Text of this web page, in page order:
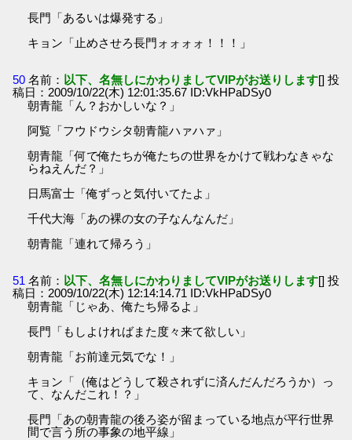
長門「あるいは爆発する」
キョン「止めさせろ長門ォォォォ！！！」
50 名前： 以下、名無しにかわりましてVIPがお送りします[] 投
稿日：2009/10/22(木) 12:01:35.67 ID:VkHPaDSy0
朝青龍「ん？おかしいな？」
阿覧「フウドウシタ朝青龍ハァハァ」
朝青龍「何で俺たちが俺たちの世界をかけて戦わなきゃな
らねえんだ？」
日馬富士「俺ずっと気付いてたよ」
千代大海「あの裸の女の子なんなんだ」
朝青龍「連れて帰ろう」
51 名前： 以下、名無しにかわりましてVIPがお送りします[] 投
稿日：2009/10/22(木) 12:14:14.71 ID:VkHPaDSy0
朝青龍「じゃあ、俺たち帰るよ」
長門「もしよければまた度々来て欲しい」
朝青龍「お前達元気でな！」
キョン「（俺はどうして殺されずに済んだんだろうか）っ
て、なんだこれ！？」
長門「あの朝青龍の後ろ姿が留まっている地点が平行世界
間で言う所の事象の地平線」